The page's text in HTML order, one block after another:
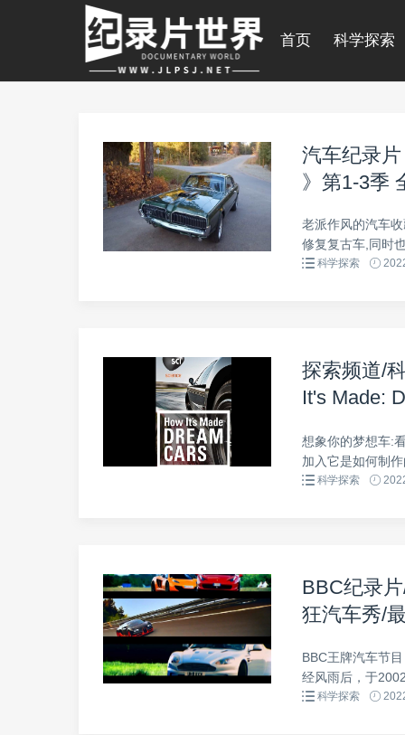
首页 科学探索
汽车纪录
》第1-3季
老派作风的汽车
修复复古车,同时
科学探索
探索频道/
It's Made:
想象你的梦想车:
加入它是如何制
科学探索
BBC纪录
狂汽车秀/
BBC王牌汽车节
经风雨后，于
科学探索